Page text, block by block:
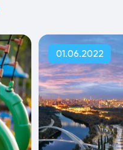
01.06.2022